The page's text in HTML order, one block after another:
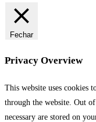
Fechar
Privacy Overview
This website uses cookies
through the website. Out
necessary are stored on